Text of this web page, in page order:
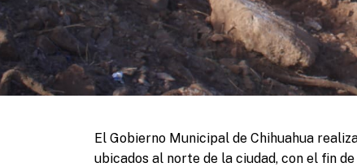
El Gobierno Municipal de Chihuahua
ubicados al norte de la ciudad, con el fin